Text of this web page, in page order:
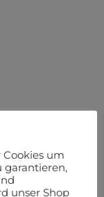
um
garantieren,
unser Shop